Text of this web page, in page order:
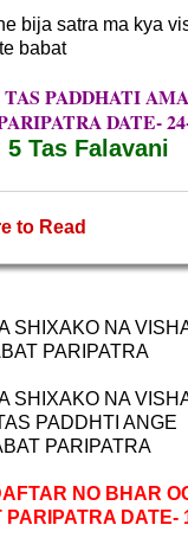
bija satra ma kya
babat
TAS PADDHATI
DATE-
Tas Falavani
to Read
SHIXAKO NA
PARIPATRA
SHIXAKO NA
PADDHTI ANGE
PARIPATRA
NO BHAR
DATE-